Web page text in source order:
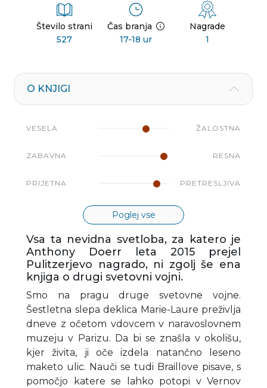
Število strani
527
Čas branja
17-18 ur
Nagrade
1
O KNJIGI
VESELA ŽALOSTNA
ZABAVNA RESNA
PRIJETNA PRETRESLJIVA
Poglej vse
Vsa ta nevidna svetloba, za katero je
Anthony Doerr leta 2015 prejel
Pulitzerjevo nagrado, ni zgolj še ena
knjiga o drugi svetovni vojni.
Smo na pragu druge svetovne vojne.
Šestletna slepa deklica Marie-Laure preživlja
dneve z očetom vdovcem v naravoslovnem
muzeju v Parizu. Da bi se znašla v okolišu,
kjer živita, ji oče izdela natančno leseno
maketo ulic. Nauči se tudi Braillove pisave, s
pomočjo katere se lahko potopi v Vernov